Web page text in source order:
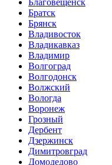
Братск
Брянск
Владивосток
Владикавказ
Владимир
Волгоград
Волгодонск
Волжский
Вологда
Воронеж
Грозный
Дербент
Дзержинск
Димитровград
Домодедово